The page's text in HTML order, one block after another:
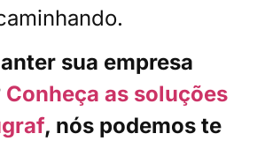
sua empresa
Conheça as soluções
, nós podemos te